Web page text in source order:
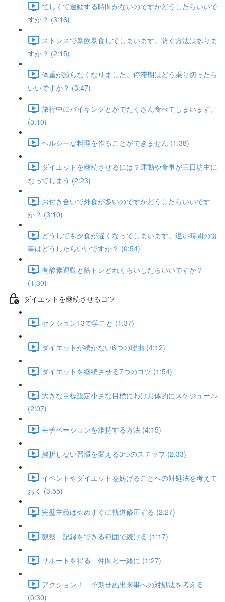
忙しくて運動する時間がないのですがどうしたらいいで
すか？ (3:16)
ストレスで暴飲暴食してしまいます。防ぐ方法はありま
すか？ (2:15)
体重が減らなくなりました。停滞期はどう乗り切ったら
いいですか？ (3:47)
旅行中にバイキングとかでたくさん食べてしまいます。
(3:10)
ヘルシーな料理を作ることができません (1:38)
ダイエットを継続させるには？運動や食事が三日坊主に
なってしまう (2:23)
お付き合いで外食が多いのですがどうしたらいいです
か？ (3:10)
どうしても夕食が遅くなってしまいます。遅い時間の食
事はどうしたらいいですか？ (0:54)
有酸素運動と筋トレどれくらいしたらいいですか？
(1:30)
ダイエットを継続させるコツ
セクション13で学こと (1:37)
ダイエットが続かない6つの理由 (4:12)
ダイエットを継続させる7つのコツ (1:54)
大きな目標設定小さな目標にわけ具体的にスケジュール
(2:07)
モチベーションを維持する方法 (4:15)
挫折しない習慣を変える3つのステップ (2:33)
イベントやダイエットを妨げることへの対処法を考えて
おく (3:55)
完璧主義はやめすぐに軌道修正する (2:27)
観察 記録をできる範囲で続ける (1:17)
サポートを得る 仲間と一緒に (1:27)
アクション！ 予期せぬ出来事への対処法を考える
(0:30)